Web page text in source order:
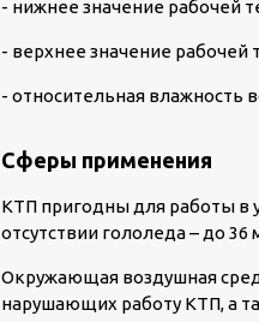
- нижнее значение рабочей
- верхнее значение рабочей
- относительная влажность
Сферы применения
КТП пригодны для работы в
отсутствии гололеда – до 36
Окружающая воздушная
нарушающих работу КТП, а